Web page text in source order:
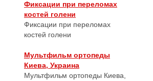
Фиксации при переломах
костей голени
Фиксации при переломах
костей голени
Мультфильм ортопеды
Киева, Украина
Мультфильм ортопеды Киева,